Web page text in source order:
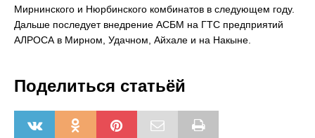
Мирнинского и Нюрбинского комбинатов в следующем году.
Дальше последует внедрение АСБМ на ГТС предприятий
АЛРОСА в Мирном, Удачном, Айхале и на Накыне.
Поделиться статьёй